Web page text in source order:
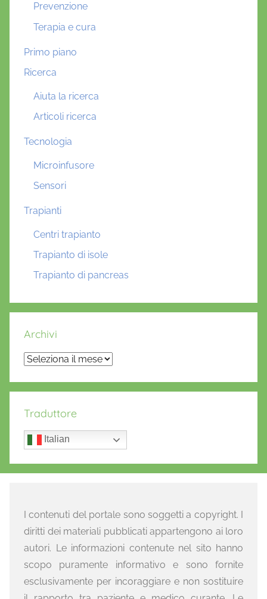
Prevenzione
Terapia e cura
Primo piano
Ricerca
Aiuta la ricerca
Articoli ricerca
Tecnologia
Microinfusore
Sensori
Trapianti
Centri trapianto
Trapianto di isole
Trapianto di pancreas
Archivi
Archivi
Traduttore
Italian
I contenuti del portale sono soggetti a copyright. I
diritti dei materiali pubblicati appartengono ai loro
autori. Le informazioni contenute nel sito hanno
scopo puramente informativo e sono fornite
esclusivamente per incoraggiare e non sostituire